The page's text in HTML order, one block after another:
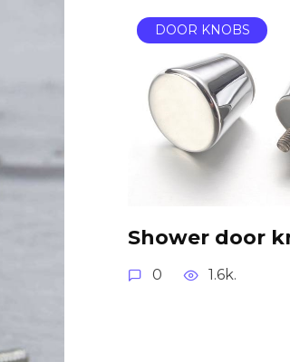
DOOR KNOBS
Shower door
0 1.6k.